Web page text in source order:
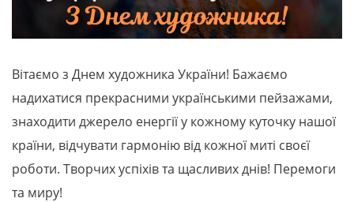
Вітаємо з Днем художника України! Бажаємо
надихатися прекрасними українськими пейзажами,
знаходити джерело енергії у кожному куточку нашої
країни, відчувати гармонію від кожної миті своєї
роботи. Творчих успіхів та щасливих днів! Перемоги
та миру!